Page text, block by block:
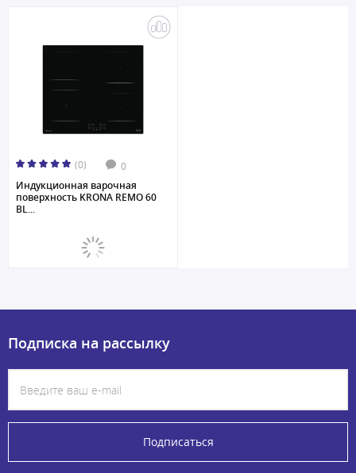
(0) 0
Индукционная варочная
поверхность KRONA REMO 60
BL...
Подписка на рассылку
Подписаться